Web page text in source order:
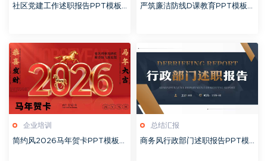
社区党建工作述职报告PPT模板2
严筑廉洁防线D课教育PPT模板2
企业培训
简约风2026马年贺卡PPT模板2
总结汇报
商务风行政部门述职报告PPT模